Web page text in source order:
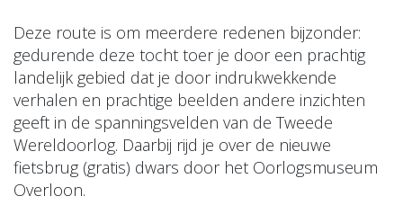
Deze route is om meerdere redenen bijzonder:
gedurende deze tocht toer je door een prachtig
landelijk gebied dat je door indrukwekkende
verhalen en prachtige beelden andere inzichten
geeft in de spanningsvelden van de Tweede
Wereldoorlog. Daarbij rijd je over de nieuwe
fietsbrug (gratis) dwars door het Oorlogsmuseum
Overloon.